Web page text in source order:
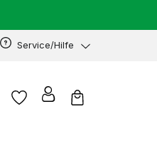
Service/Hilfe